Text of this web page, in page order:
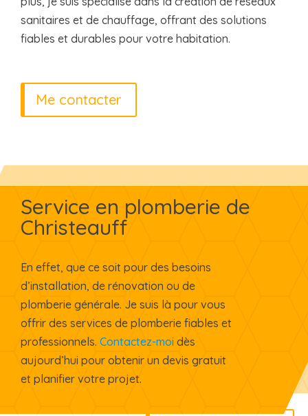
sanitaires et de chauffage, offrant des solutions
fiables et durables pour votre habitation.
Me contacter
Service en plomberie de
Christeauff
En effet, que ce soit pour des besoins
d’installation, de rénovation ou de
plomberie générale. Je suis là pour vous
offrir des services de plomberie fiables et
professionnels. Contactez-moi dès
aujourd’hui pour obtenir un devis gratuit
et planifier votre projet.